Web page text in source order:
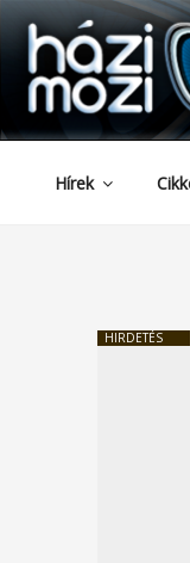
Tartalomhoz
Hírek
HIRDETÉS